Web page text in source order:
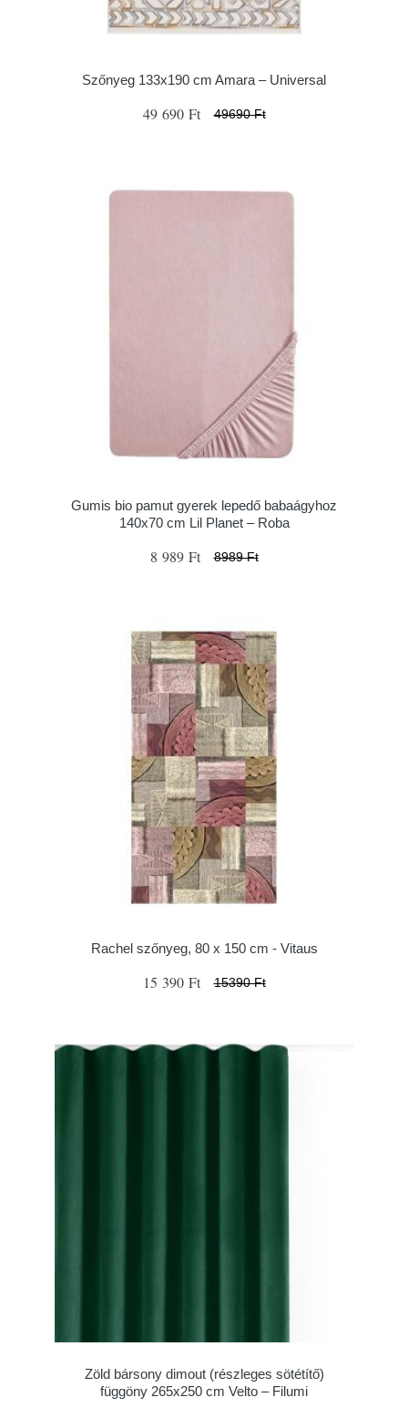
Szőnyeg 133x190 cm Amara – Universal
49 690 Ft 49690 Ft
Gumis bio pamut gyerek lepedő babaágyhoz
140x70 cm Lil Planet – Roba
8 989 Ft 8989 Ft
Rachel szőnyeg, 80 x 150 cm - Vitaus
15 390 Ft 15390 Ft
Zöld bársony dimout (részleges sötétítő)
függöny 265x250 cm Velto – Filumi